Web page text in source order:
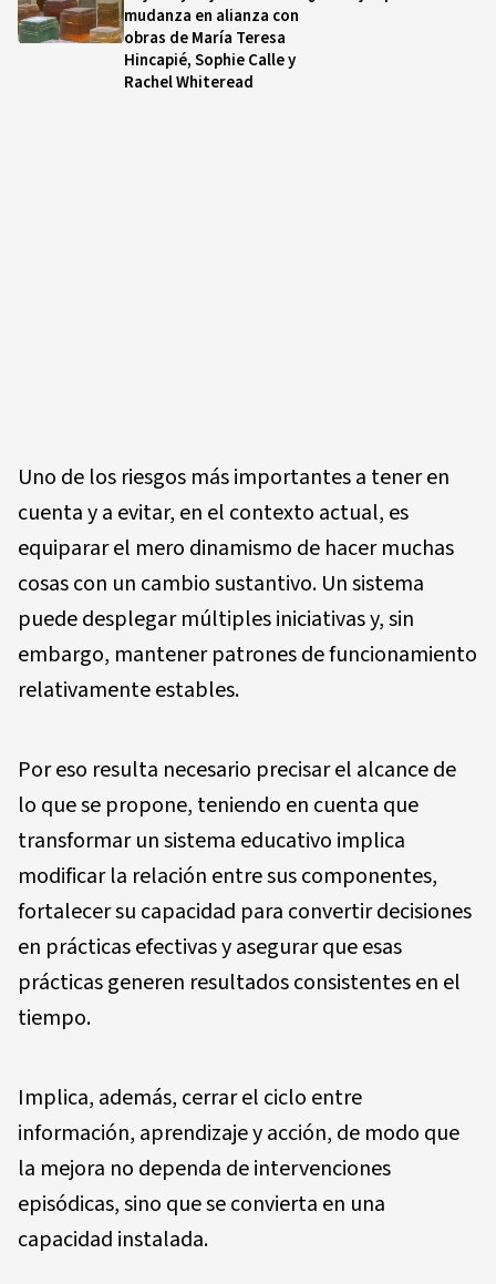
mudanza en alianza con
obras de María Teresa
Hincapié, Sophie Calle y
Rachel Whiteread
Uno de los riesgos más importantes a tener en
cuenta y a evitar, en el contexto actual, es
equiparar el mero dinamismo de hacer muchas
cosas con un cambio sustantivo. Un sistema
puede desplegar múltiples iniciativas y, sin
embargo, mantener patrones de funcionamiento
relativamente estables.
Por eso resulta necesario precisar el alcance de
lo que se propone, teniendo en cuenta que
transformar un sistema educativo implica
modificar la relación entre sus componentes,
fortalecer su capacidad para convertir decisiones
en prácticas efectivas y asegurar que esas
prácticas generen resultados consistentes en el
tiempo.
Implica, además, cerrar el ciclo entre
información, aprendizaje y acción, de modo que
la mejora no dependa de intervenciones
episódicas, sino que se convierta en una
capacidad instalada.